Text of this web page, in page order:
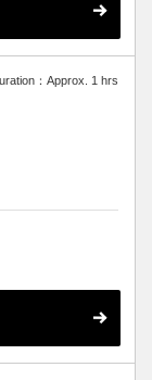
：Approx. 1 hrs
ートメント。